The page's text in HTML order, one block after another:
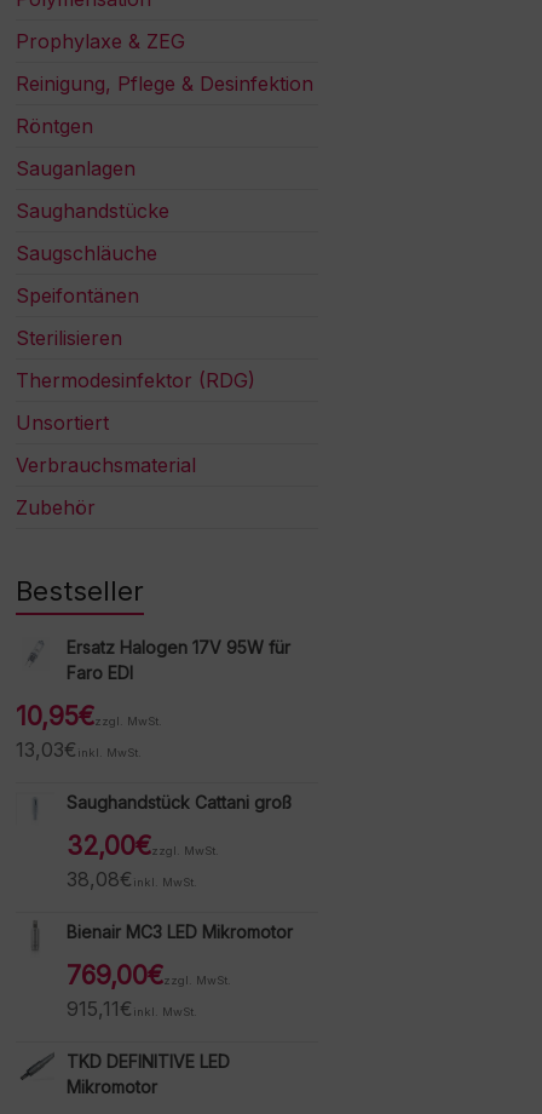
Prophylaxe & ZEG
Reinigung, Pflege & Desinfektion
Röntgen
Sauganlagen
Saughandstücke
Saugschläuche
Speifontänen
Sterilisieren
Thermodesinfektor (RDG)
Unsortiert
Verbrauchsmaterial
Zubehör
Bestseller
Ersatz Halogen 17V 95W für
Faro EDI
10,95€zzgl. MwSt.
13,03€ inkl. MwSt.
Saughandstück Cattani groß
32,00€zzgl. MwSt.
38,08€ inkl. MwSt.
Bienair MC3 LED Mikromotor
769,00€zzgl. MwSt.
915,11€ inkl. MwSt.
TKD DEFINITIVE LED
Mikromotor